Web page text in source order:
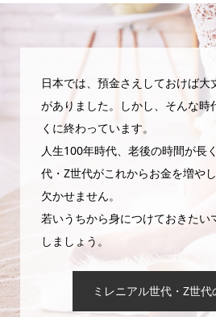
日本では、預金さえしておけば大
がありました。しかし、そんな時
くに終わっています。
人生100年時代、老後の時間が長
代・Z世代がこれからお金を増や
欠かせません。
若いうちから身につけておきたい
しましょう。
ミレニアル世代・Z世